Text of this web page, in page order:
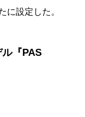
に設定した。
『PAS